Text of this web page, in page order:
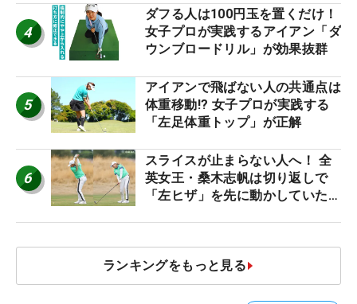
4
ダフる人は100円玉を置くだけ！
女子プロが実践するアイアン「ダ
ウンブロードリル」が効果抜群
5
アイアンで飛ばない人の共通点は
体重移動!? 女子プロが実践する
「左足体重トップ」が正解
6
スライスが止まらない人へ！ 全
英女王・桑木志帆は切り返しで
「左ヒザ」を先に動かしていた
ランキングをもっと見る